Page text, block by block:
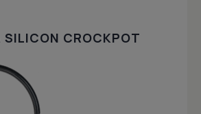
SILICON CROCKPOT